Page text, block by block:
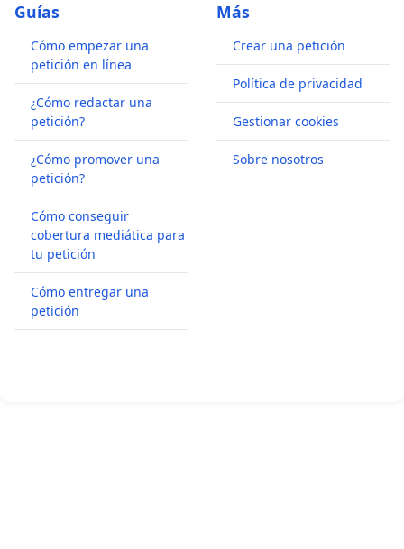
Guías
Cómo empezar una
petición en línea
¿Cómo redactar una
petición?
¿Cómo promover una
petición?
Cómo conseguir
cobertura mediática para
tu petición
Cómo entregar una
petición
Más
Crear una petición
Política de privacidad
Gestionar cookies
Sobre nosotros